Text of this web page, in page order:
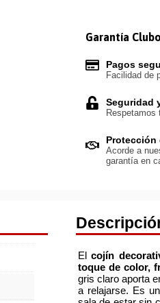
Garantía
Pagos
Facilidad de
Seguridad
Protección
Acorde a
garantía en
Elcojín
toque de color,
gris claro aporta
a relajarse. Es